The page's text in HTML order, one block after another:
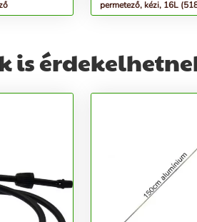
permetező, kézi, 16L
is